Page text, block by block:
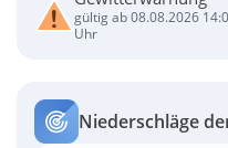
gültig ab 08.08.2026
Uhr
Niederschläge